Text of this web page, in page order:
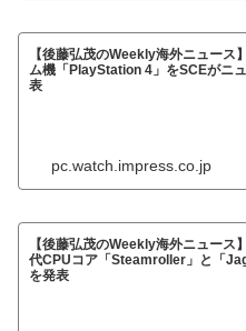
【後藤弘茂のWeekly海外ニュース
ム機「PlayStation 4」をSCEがニ
表
pc.watch.impress.co.jp
【後藤弘茂のWeekly海外ニュース
代CPUコア「Steamroller」と「
を発表